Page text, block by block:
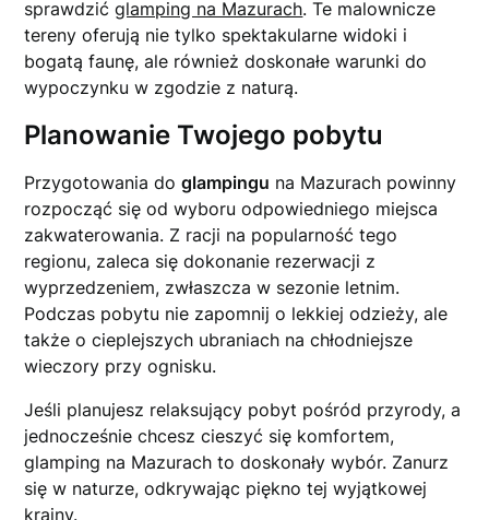
sprawdzićglamping na Mazurach. Te malownicze
tereny oferują nie tylko spektakularne widoki i
bogatą faunę, ale również doskonałe warunki do
wypoczynku w zgodzie z naturą.
Planowanie Twojego pobytu
Przygotowania doglampingu na Mazurach powinny
rozpocząć się od wyboru odpowiedniego miejsca
zakwaterowania. Z racji na popularność tego
regionu, zaleca się dokonanie rezerwacji z
wyprzedzeniem, zwłaszcza w sezonie letnim.
Podczas pobytu nie zapomnij o lekkiej odzieży, ale
także o cieplejszych ubraniach na chłodniejsze
wieczory przy ognisku.
Jeśli planujesz relaksujący pobyt pośród przyrody, a
jednocześnie chcesz cieszyć się komfortem,
glamping na Mazurach to doskonały wybór. Zanurz
się w naturze, odkrywając piękno tej wyjątkowej
krainy.